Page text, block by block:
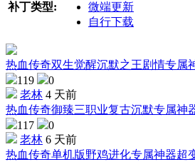
补丁类型:
微端更新
自行下载
热血传奇双生觉醒沉默之王剧情专属
119
0
老林 4 天前
热血传奇御臻三职业复古沉默专属神
117
0
老林 6 天前
热血传奇单机版野鸡进化专属神器超